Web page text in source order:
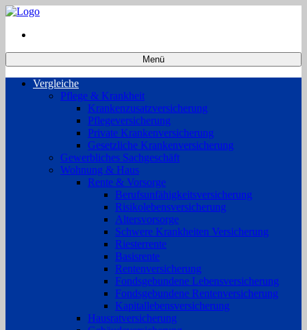
Menü
Vergleiche
Pflege & Krankheit
Krankenzusatzversicherung
Pflegeversicherung
Private Krankenversicherung
Gesetzliche Krankenversicherung
Gewerbliches Sachgeschäft
Wohnung & Haus
Rente & Vorsorge
Berufs­unfähigkeitsversicherung
Risikolebensversicherung
Altersvorsorge
Schwere Krankheiten Versicherung
Riesterrente
Basisrente
Rentenversicherung
Fondsgebundene Lebensversicherung
Fondsgebundene Rentenversicherung
Kapitallebensversicherung
Hausratversicherung